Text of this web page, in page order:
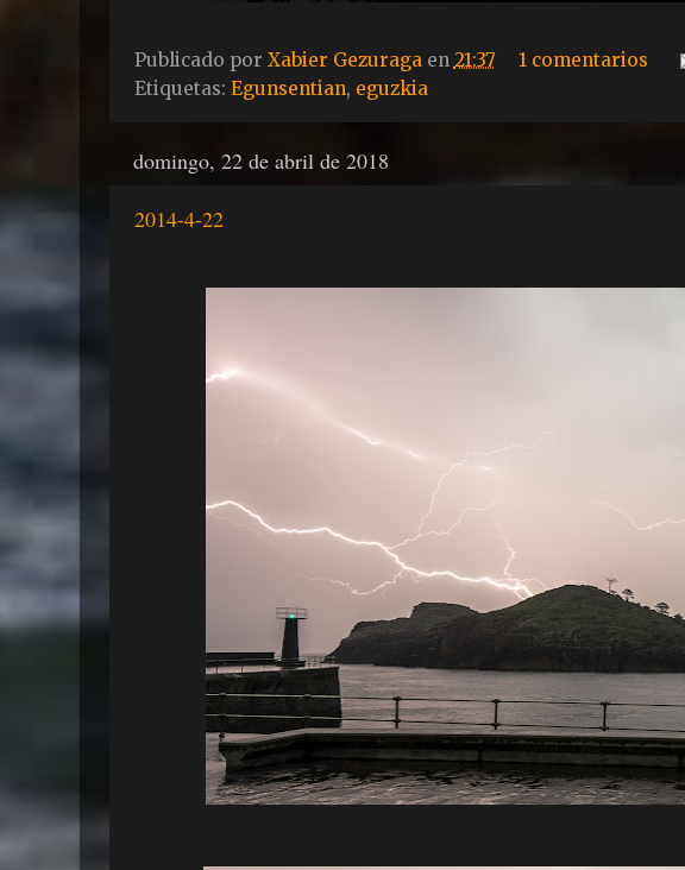
Publicado por Xabier Gezuraga en 21:37
1 comentarios
Etiquetas: Egunsentian, eguzkia
domingo, 22 de abril de 2018
2014-4-22